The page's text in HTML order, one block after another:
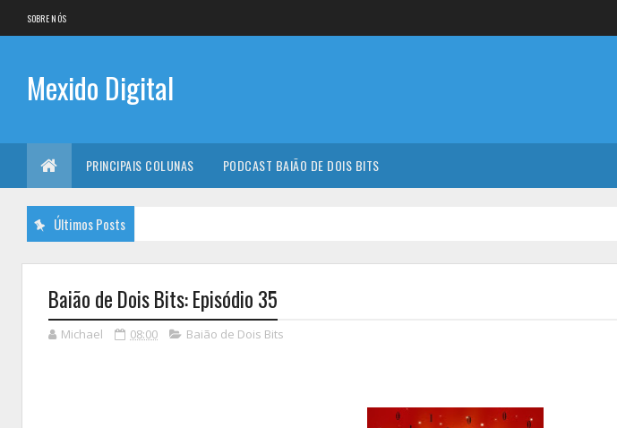
SOBRE NÓS
Mexido Digital
PRINCIPAIS COLUNAS PODCAST BAIÃO DE DOIS BITS
Últimos Posts
Baião de Dois Bits: Episódio 35
Michael 08:00 Baião de Dois Bits